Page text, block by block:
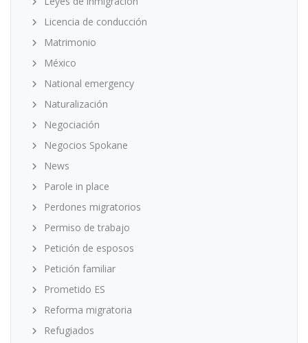
Licencia de conducción
Matrimonio
México
National emergency
Naturalización
Negociación
Negocios Spokane
News
Parole in place
Perdones migratorios
Permiso de trabajo
Petición de esposos
Petición familiar
Prometido ES
Reforma migratoria
Refugiados